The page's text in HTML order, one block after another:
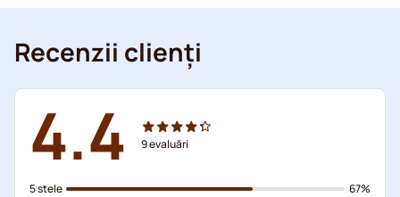
Recenzii clienți
4.4 9evaluări
5 stele
67%